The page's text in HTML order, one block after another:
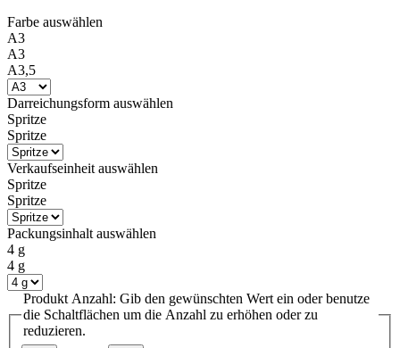
Farbe auswählen
A3
A3
A3,5
Darreichungsform auswählen
Spritze
Spritze
Verkaufseinheit auswählen
Spritze
Spritze
Packungsinhalt auswählen
4 g
4 g
Produkt Anzahl: Gib den gewünschten Wert ein oder benutze
die Schaltflächen um die Anzahl zu erhöhen oder zu
reduzieren.